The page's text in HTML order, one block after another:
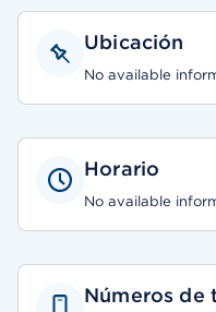
Ubicación
No available
Horario
No available
Números de